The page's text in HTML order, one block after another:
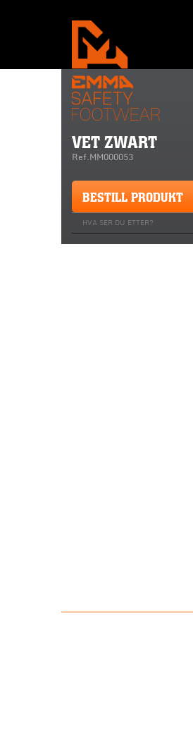
VET ZWART
Ref.MM000053
BESTILL PRODUKT